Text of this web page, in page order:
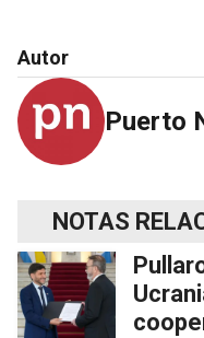
Autor
Puerto
NOTAS